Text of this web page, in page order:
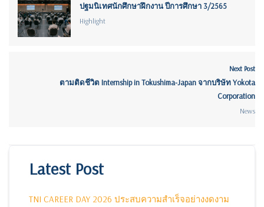
ปฐมนิเทศนักศึกษาฝึกงาน ปีการศึกษา 3/2565
Highlight
Next Post
ตามติดชีวิต Internship in Tokushima-Japan จากบริษัท Yokota
Corporation
News
Latest Post
TNI CAREER DAY 2026 ประสบความสำเร็จอย่างงดงาม